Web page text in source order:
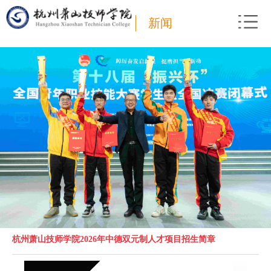
新闻
杭州萧山技师学院2026年中德双元制人才项目招生简章